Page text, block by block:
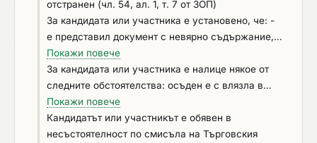
която кандидатът или участникът е установен
(чл. 54, ал. 1, т. 6 от ЗОП)
отстранен (чл. 54, ал. 1, т. 7 от ЗОП)
За кандидата или участника е установено, че: -
е представил документ с невярно съдържание, с
който се доказва декларираната липса на
основания за отстраняване или декларираното
изпълнение на критериите за подбор (чл. 54, ал.
1, т. 5 от ЗОП); - не е предоставил изискваща се
информация, свързана с удостоверяване
липсата на основания за отстраняване или
Покажи повече
За кандидата или участника е налице някое от
следните обстоятелства: осъден е с влязла в
сила присъда за престъпления по чл. 194 – 208,
чл. 213а – 217, чл. 219 – 252 и чл. 254а – 255а и
чл. 256 - 260 НК (чл. 54, ал. 1, т. 1 от ЗОП);
Покажи повече
Кандидатът или участникът е обявен в
несъстоятелност по смисъла на Търговския